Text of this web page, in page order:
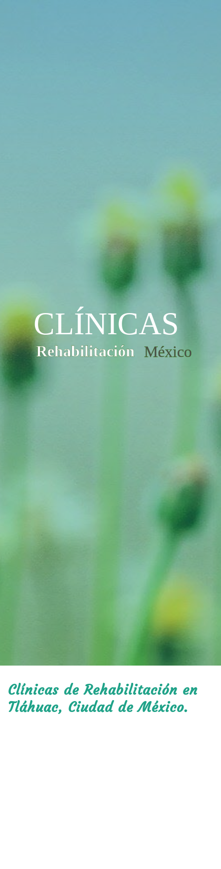
Clínicas de Rehabilitación en
Tláhuac, Ciudad de México.